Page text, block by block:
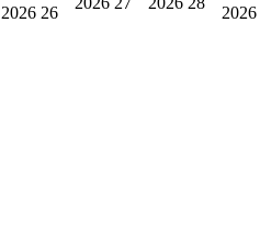
2026 26
2026